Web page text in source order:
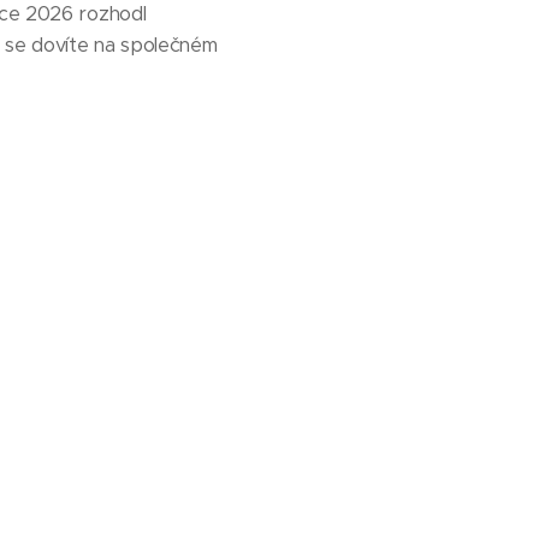
2026 rozhodl
dovíte na společném